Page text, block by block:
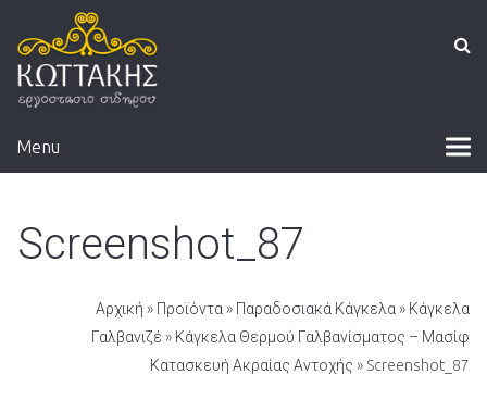
Menu
Screenshot_87
Αρχική » Προϊόντα » Παραδοσιακά Κάγκελα » Κάγκελα
Γαλβανιζέ » Κάγκελα Θερμού Γαλβανίσματος – Μασίφ
Κατασκευή Ακραίας Αντοχής » Screenshot_87